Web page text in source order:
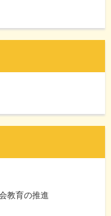
教育の推進